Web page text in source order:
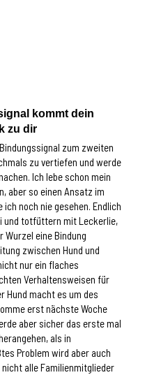
kommt dein
zu dir
zum zweiten
zu vertiefen und werde
Ich lebe schon mein
aber so einen Ansatz im
ich noch nie gesehen. Endlich
und totfüttern mit Leckerlie,
Wurzel eine Bindung
zwischen Hund und
nur ein flaches
Verhaltensweisen für
Hund macht es um des
erst nächste Woche
aber sicher das erste mal
als in
Problem wird aber auch
alle Familienmitglieder